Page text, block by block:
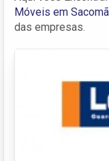
Móveis em Sacomã
das empresas.